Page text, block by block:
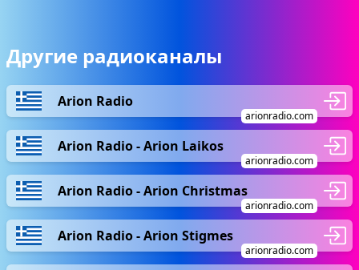
Другие радиоканалы
Arion Radio
arionradio.com
Arion Radio - Arion Laikos
arionradio.com
Arion Radio - Arion Christmas
arionradio.com
Arion Radio - Arion Stigmes
arionradio.com